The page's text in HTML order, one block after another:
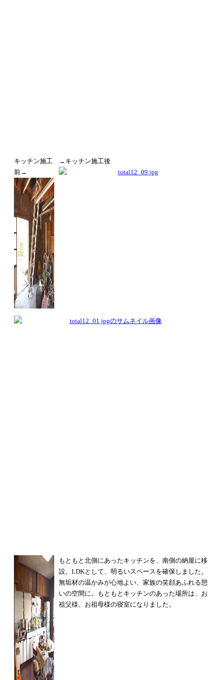
キッチン施工
前→
→キッチン施工後
もともと北側にあったキッチンを、 南側の納屋に移
設。LDKとして、 明るいスペースを確保しました。
無垢材の温かみが心地よい、 家族の笑顔あふれる憩
いの空間に。
もともとキッチンのあった場所は、 お
祖父様、お祖母様の寝室になりました。